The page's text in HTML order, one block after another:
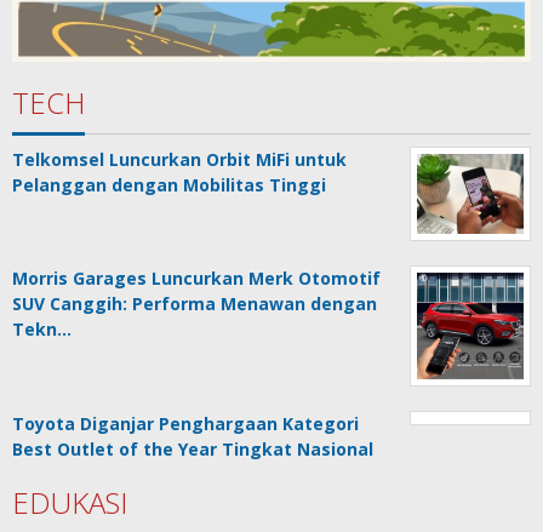
TECH
Telkomsel Luncurkan Orbit MiFi untuk
Pelanggan dengan Mobilitas Tinggi
Morris Garages Luncurkan Merk Otomotif
SUV Canggih: Performa Menawan dengan
Tekn…
Toyota Diganjar Penghargaan Kategori
Best Outlet of the Year Tingkat Nasional
EDUKASI